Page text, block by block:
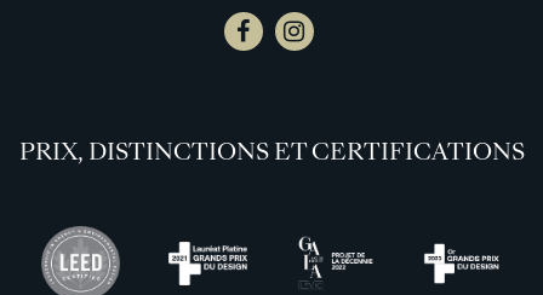
PRIX, DISTINCTIONS ET CERTIFICATIONS